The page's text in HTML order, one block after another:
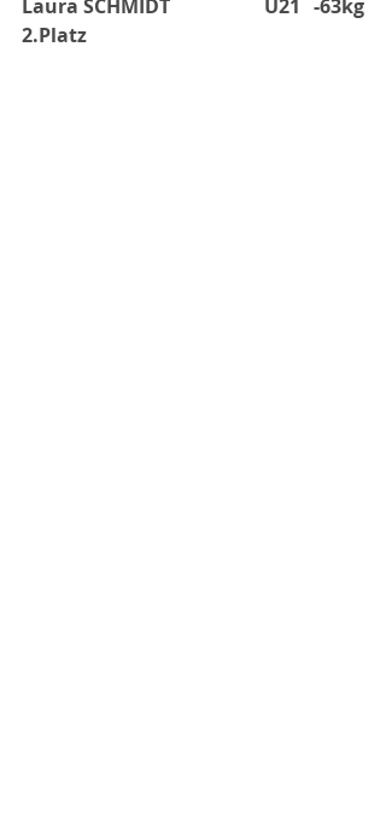
Laura SCHMIDT
U21 -63kg
2.Platz